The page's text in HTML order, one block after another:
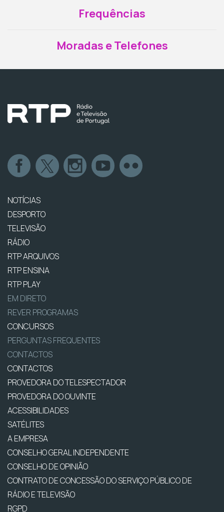
Frequências
Moradas e Telefones
NOTÍCIAS
DESPORTO
TELEVISÃO
RÁDIO
RTP ARQUIVOS
RTP ENSINA
RTP PLAY
EM DIRETO
REVER PROGRAMAS
CONCURSOS
PERGUNTAS FREQUENTES
CONTACTOS
CONTACTOS
PROVEDORA DO TELESPECTADOR
PROVEDORA DO OUVINTE
ACESSIBILIDADES
SATÉLITES
A EMPRESA
CONSELHO GERAL INDEPENDENTE
CONSELHO DE OPINIÃO
CONTRATO DE CONCESSÃO DO SERVIÇO PÚBLICO DE
RÁDIO E TELEVISÃO
RGPD